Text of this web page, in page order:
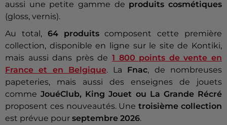
aussi une petite gamme de produits cosmétiques
(gloss, vernis).
Au total, 64 produitscomposent cette première
collection, disponible en ligne sur le site de Kontiki,
mais aussi dans près de 1 800 points de vente en
France et en Belgique. La Fnac, de nombreuses
papeteries, mais aussi des enseignes de jouets
commeJouéClub, King Jouet ou La Grande Récré
proposent ces nouveautés. Unetroisième collection
est prévue pour septembre 2026.